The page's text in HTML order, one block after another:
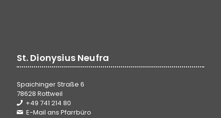
St. Dionysius Neufra
Spaichinger Straße 6
78628 Rottweil
+49 741 214 80
E-Mail ans Pfarrbüro